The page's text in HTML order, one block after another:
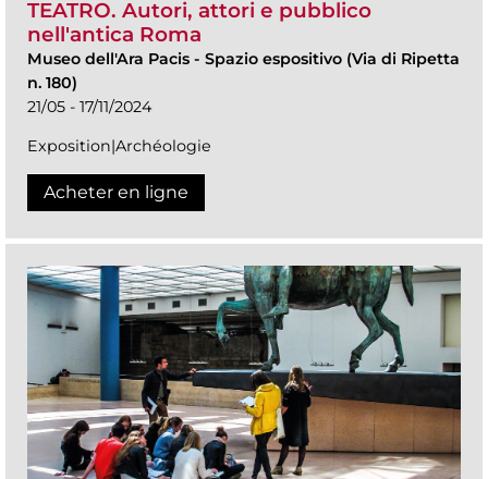
TEATRO. Autori, attori e pubblico
nell'antica Roma
Museo dell'Ara Pacis - Spazio espositivo (Via di Ripetta
n. 180)
21/05 - 17/11/2024
Exposition|Archéologie
Acheter en ligne